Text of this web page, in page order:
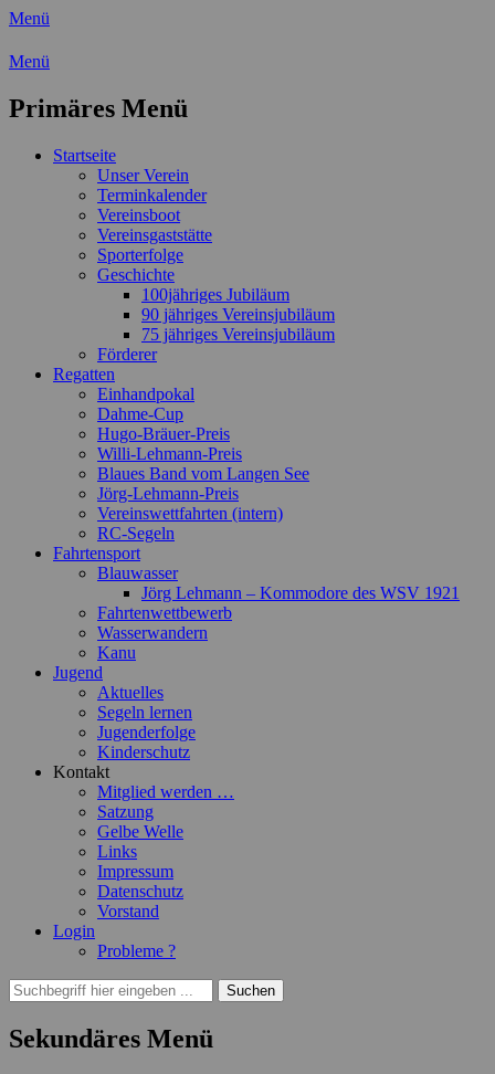
Menü
Wassersport-Verein 1921 e.V.
Freizeit mit der ganzen Familie
Menü
Primäres Menü
Zum
Startseite
Unser Verein
Terminkalender
Vereinsboot
Vereinsgaststätte
Sporterfolge
Geschichte
100jähriges Jubiläum
90 jähriges Vereinsjubiläum
75 jähriges Vereinsjubiläum
Förderer
Regatten
Einhandpokal
Dahme-Cup
Hugo-Bräuer-Preis
Willi-Lehmann-Preis
Blaues Band vom Langen See
Jörg-Lehmann-Preis
Vereinswettfahrten (intern)
RC-Segeln
Fahrtensport
Blauwasser
Jörg Lehmann – Kommodore des WSV 1921
Fahrtenwettbewerb
Wasserwandern
Kanu
Jugend
Aktuelles
Segeln lernen
Jugenderfolge
Kinderschutz
Kontakt
Mitglied werden …
Satzung
Gelbe Welle
Links
Impressum
Datenschutz
Vorstand
Login
Probleme ?
Suchen
Suchen
nach:
Sekundäres Menü